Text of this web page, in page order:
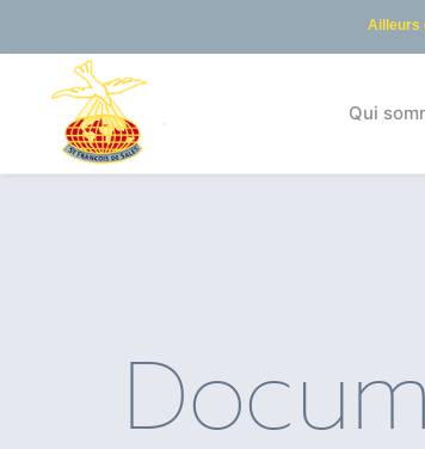
Ailleurs
Qui